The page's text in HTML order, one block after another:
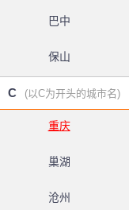
巴中
保山
C (以C为开头的城市名)
重庆
巢湖
沧州